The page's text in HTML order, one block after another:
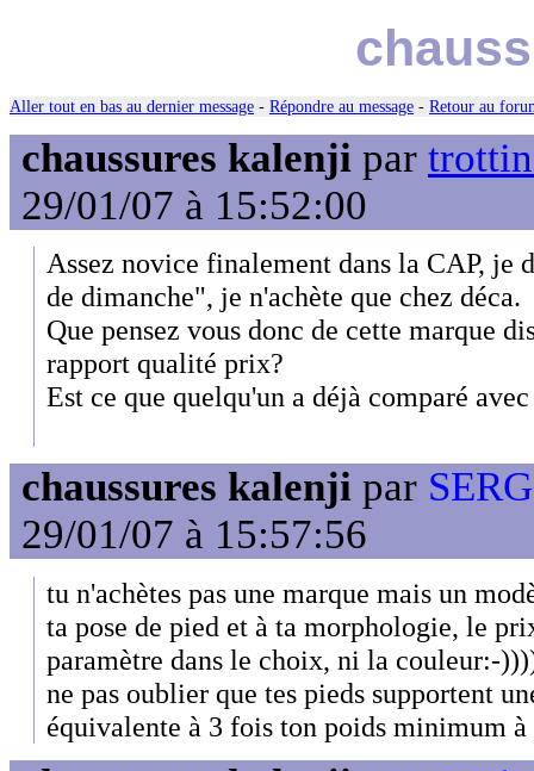
Aller tout en bas au dernier message - Répondre au message - Retour au
chaussures kalenji par
29/01/07 à 15:52:00
Assez novice finalement dans la CAP, je
de dimanche", je n'achète que chez déca.
Que pensez vous donc de cette marque
rapport qualité prix?
Est ce que quelqu'un a déjà comparé
chaussures kalenji par
29/01/07 à 15:57:56
tu n'achètes pas une marque mais un
ta pose de pied et à ta morphologie, le
paramètre dans le choix, ni la couleur:-
ne pas oublier que tes pieds supportent
équivalente à 3 fois ton poids minimum